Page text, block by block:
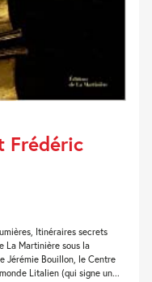
Frédéric
Itinéraires secrets
La Martinière sous la
Jérémie Bouillon, le Centre
Litalien (qui signe un...